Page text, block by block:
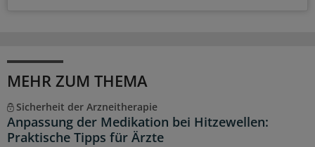
MEHR ZUM THEMA
Sicherheit der Arzneitherapie
Anpassung der Medikation bei Hitzewellen:
Praktische Tipps für Ärzte